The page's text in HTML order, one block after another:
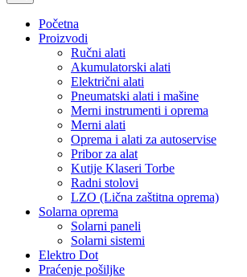
Početna
Proizvodi
Ručni alati
Akumulatorski alati
Električni alati
Pneumatski alati i mašine
Merni instrumenti i oprema
Merni alati
Oprema i alati za autoservise
Pribor za alat
Kutije Klaseri Torbe
Radni stolovi
LZO (Lična zaštitna oprema)
Solarna oprema
Solarni paneli
Solarni sistemi
Elektro Dot
Praćenje pošiljke